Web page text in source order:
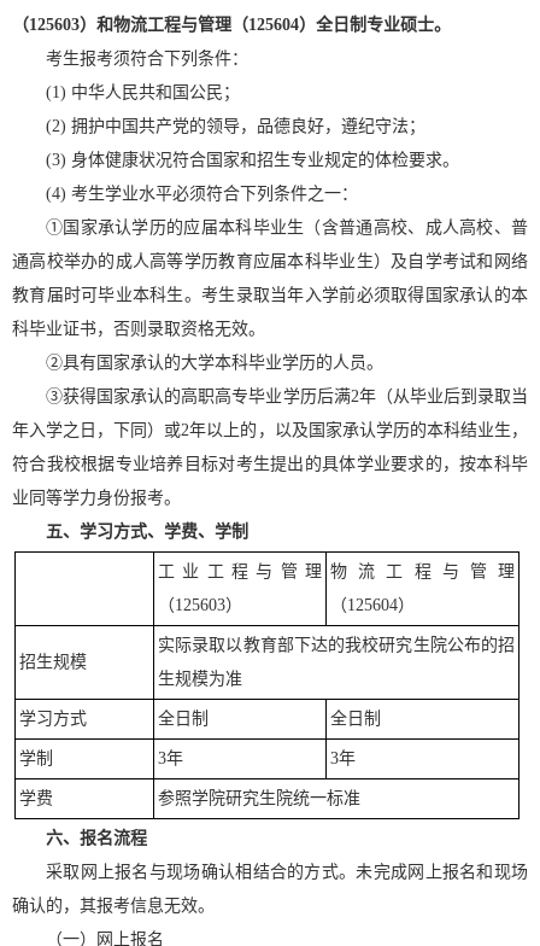
（125603）和物流工程与管理（125604）全日制专业硕士。
考生报考须符合下列条件：
(1) 中华人民共和国公民；
(2) 拥护中国共产党的领导，品德良好，遵纪守法；
(3) 身体健康状况符合国家和招生专业规定的体检要求。
(4) 考生学业水平必须符合下列条件之一：
①国家承认学历的应届本科毕业生（含普通高校、成人高校、普
通高校举办的成人高等学历教育应届本科毕业生）及自学考试和网络
教育届时可毕业本科生。考生录取当年入学前必须取得国家承认的本
科毕业证书，否则录取资格无效。
②具有国家承认的大学本科毕业学历的人员。
③获得国家承认的高职高专毕业学历后满2年（从毕业后到录取当
年入学之日，下同）或2年以上的，以及国家承认学历的本科结业生，
符合我校根据专业培养目标对考生提出的具体学业要求的，按本科毕
业同等学力身份报考。
五、学习方式、学费、学制
工业工程与管理
（125603）
物流工程与管理
（125604）
招生规模
实际录取以教育部下达的我校研究生院公布的招
生规模为准
学习方式 全日制 全日制
学制 3年 3年
学费 参照学院研究生院统一标准
六、报名流程
采取网上报名与现场确认相结合的方式。未完成网上报名和现场
确认的，其报考信息无效。
（一）网上报名